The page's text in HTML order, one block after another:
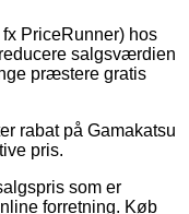
PriceRunner) hos
salgsværdien
præstere gratis
rabat på Gamakatsu
pris.
som er
forretning. Køb